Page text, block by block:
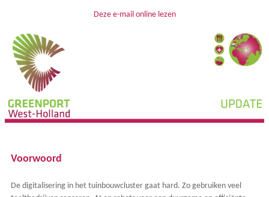
Deze e-mail online lezen
Voorwoord
De digitalisering in het tuinbouwcluster gaat hard. Zo gebruiken veel